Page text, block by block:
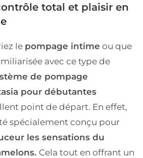
total et plaisir en
le pompage intime ou que
avec ce type de
de pompage
pour débutantes
point de départ. En effet,
spécialement conçu pour
les sensations du
Cela tout en offrant un